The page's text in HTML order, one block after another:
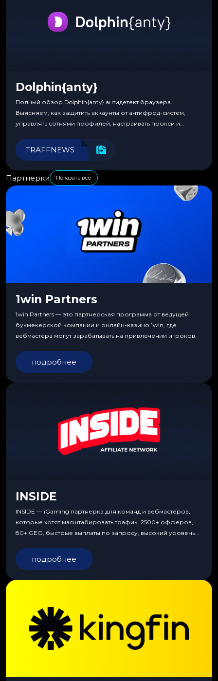
Dolphin{anty}
Полный обзор Dolphin{anty} антидетект браузера.
Выясняем, как защитить аккаунты от антифрод-систем,
управлять сотнями профилей, настраивать прокси и
эффективности.
TRAFFNEWS
Партнерки Показать все
1win Partners
1win Partners — это партнерская программа от ведущей
букмекерской компании и онлайн-казино 1win, где
вебмастера могут зарабатывать на привлечении игроков.
подробнее
INSIDE
INSIDE — iGaming партнерка для команд и вебмастеров,
которые хотят масштабировать трафик. 2500+ офферов,
80+ GEO, быстрые выплаты по запросу, высокий уровень
подробнее